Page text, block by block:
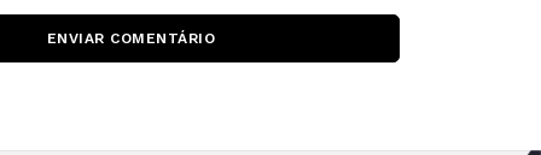
ENVIAR COMENTÁRIO